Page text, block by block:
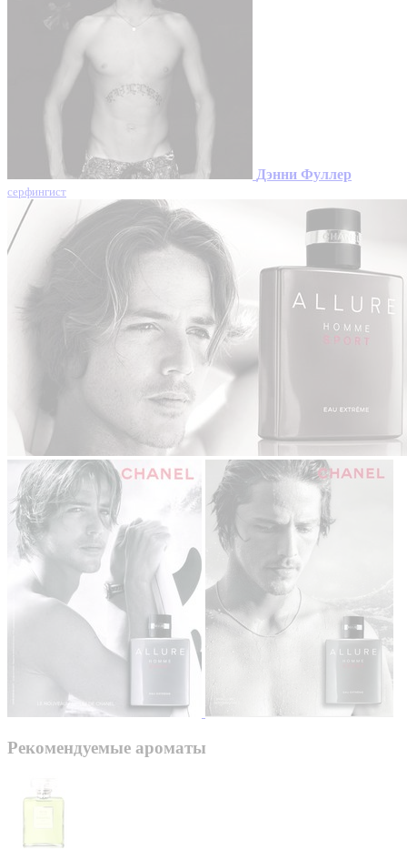
Дэнни Фуллер
серфингист
Рекомендуемые ароматы